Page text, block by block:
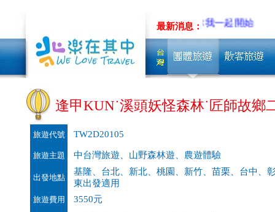
最新消息：
低碳旅行，從你我一起開始
逢甲KUN˙溪頭妖怪森林˙匠師故鄉
旅遊代號 TW2D20105
旅遊主題 中台灣旅遊、山野森林遊、農遊體驗
出發地點
基隆、台北、新北、桃園、新竹、苗栗、台中、
東出發適用
旅遊費用 3550元